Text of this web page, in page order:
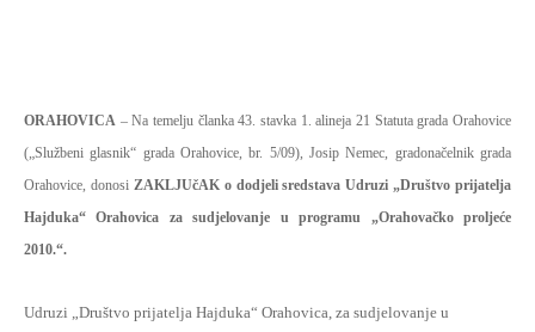
ORAHOVICA – Na temelju članka 43. stavka 1. alineja 21 Statuta grada Orahovice
(„Službeni glasnik“ grada Orahovice, br. 5/09), Josip Nemec, gradonačelnik grada
Orahovice, donosi ZAKLJUčAK o dodjeli sredstava Udruzi „Društvo prijatelja
Hajduka“ Orahovica za sudjelovanje u programu „Orahovačko proljeće
2010.“.
Udruzi „Društvo prijatelja Hajduka“ Orahovica, za sudjelovanje u